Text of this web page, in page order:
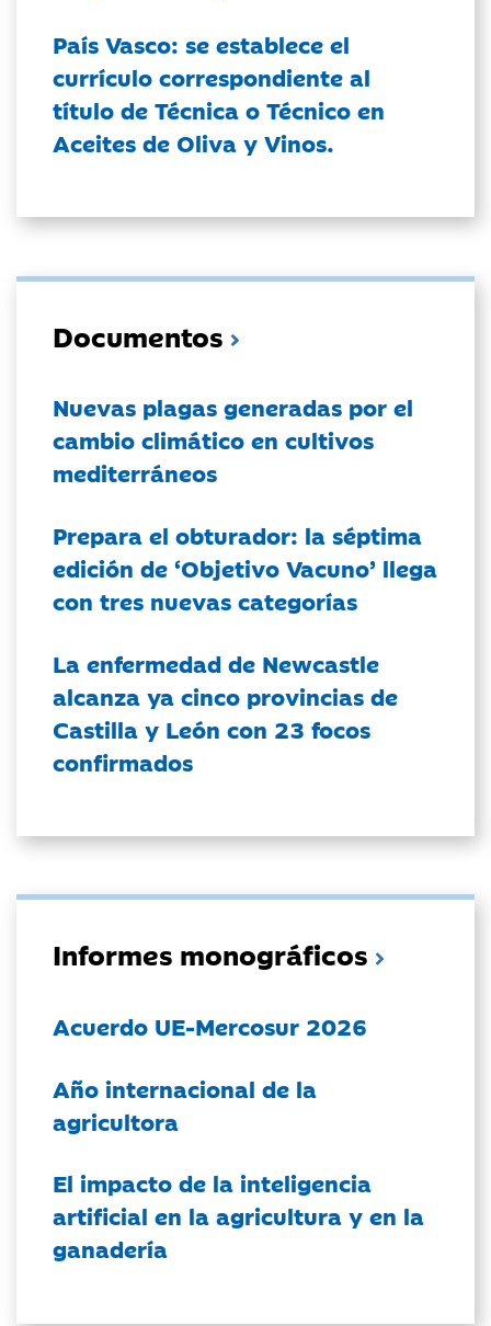
País Vasco: se establece el
currículo correspondiente al
título de Técnica o Técnico en
Aceites de Oliva y Vinos.
Documentos
Nuevas plagas generadas por el
cambio climático en cultivos
mediterráneos
Prepara el obturador: la séptima
edición de ‘Objetivo Vacuno’ llega
con tres nuevas categorías
La enfermedad de Newcastle
alcanza ya cinco provincias de
Castilla y León con 23 focos
confirmados
Informes monográficos
Acuerdo UE-Mercosur 2026
Año internacional de la
agricultora
El impacto de la inteligencia
artificial en la agricultura y en la
ganadería